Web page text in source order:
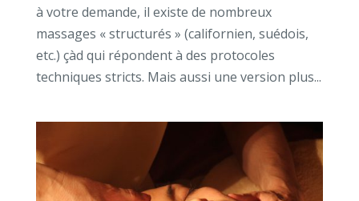
à votre demande, il existe de nombreux
massages « structurés » (californien, suédois,
etc.) çàd qui répondent à des protocoles
techniques stricts. Mais aussi une version plus...